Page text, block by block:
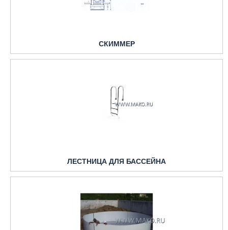
СКИММЕР
ЛЕСТНИЦА ДЛЯ БАССЕЙНА